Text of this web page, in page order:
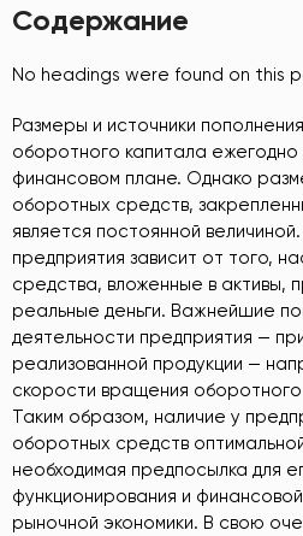
Содержание
No headings were found on this
Размеры и источники
оборотного капитала
финансовом плане. Однако
оборотных средств,
является постоянной
предприятия зависит от того,
средства, вложенные в активы,
реальные деньги. Важнейшие
деятельности предприятия —
реализованной продукции —
скорости вращения оборотного
Таким образом, наличие у
оборотных средств
необходимая предпосылка для
функционирования и
рыночной экономики. В свою